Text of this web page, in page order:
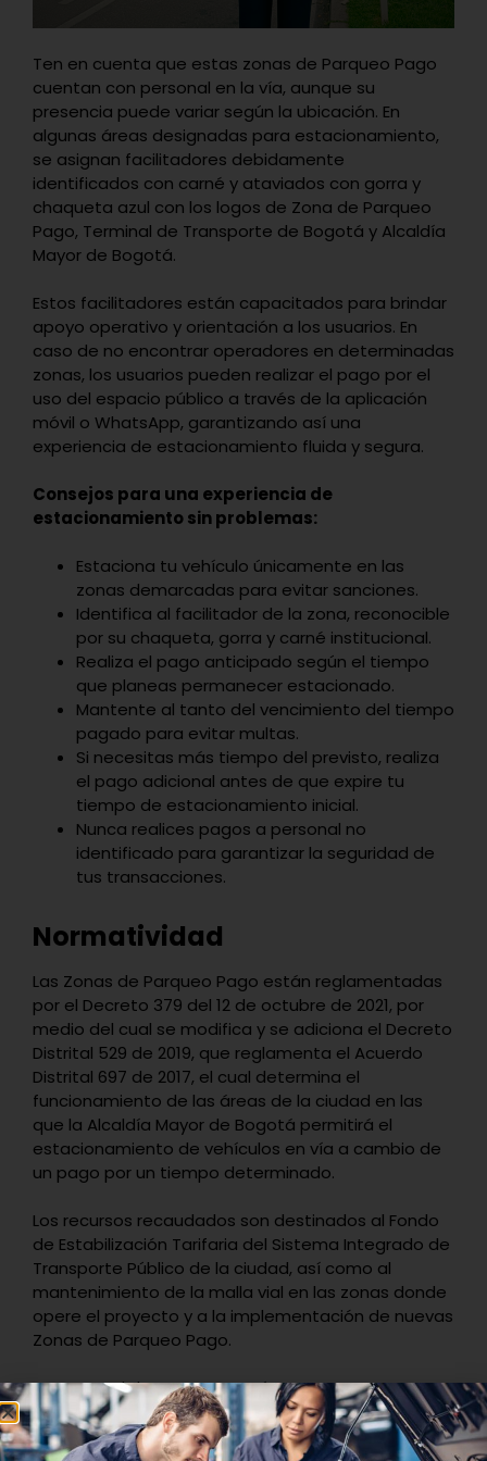
Ten en cuenta que estas zonas de Parqueo Pago
cuentan con personal en la vía, aunque su
presencia puede variar según la ubicación. En
algunas áreas designadas para estacionamiento,
se asignan facilitadores debidamente
identificados con carné y ataviados con gorra y
chaqueta azul con los logos de Zona de Parqueo
Pago, Terminal de Transporte de Bogotá y Alcaldía
Mayor de Bogotá.
Estos facilitadores están capacitados para brindar
apoyo operativo y orientación a los usuarios. En
caso de no encontrar operadores en determinadas
zonas, los usuarios pueden realizar el pago por el
uso del espacio público a través de la aplicación
móvil o WhatsApp, garantizando así una
experiencia de estacionamiento fluida y segura.
Consejos para una experiencia de
estacionamiento sin problemas:
Estaciona tu vehículo únicamente en las
zonas demarcadas para evitar sanciones.
Identifica al facilitador de la zona, reconocible
por su chaqueta, gorra y carné institucional.
Realiza el pago anticipado según el tiempo
que planeas permanecer estacionado.
Mantente al tanto del vencimiento del tiempo
pagado para evitar multas.
Si necesitas más tiempo del previsto, realiza
el pago adicional antes de que expire tu
tiempo de estacionamiento inicial.
Nunca realices pagos a personal no
identificado para garantizar la seguridad de
tus transacciones.
Normatividad
Las Zonas de Parqueo Pago están reglamentadas
por el Decreto 379 del 12 de octubre de 2021, por
medio del cual se modifica y se adiciona el Decreto
Distrital 529 de 2019, que reglamenta el Acuerdo
Distrital 697 de 2017, el cual determina el
funcionamiento de las áreas de la ciudad en las
que la Alcaldía Mayor de Bogotá permitirá el
estacionamiento de vehículos en vía a cambio de
un pago por un tiempo determinado.
Los recursos recaudados son destinados al Fondo
de Estabilización Tarifaria del Sistema Integrado de
Transporte Público de la ciudad, así como al
mantenimiento de la malla vial en las zonas donde
opere el proyecto y a la implementación de nuevas
Zonas de Parqueo Pago.
Conozca el documento aquí:
Acuerdo 695 de 2017